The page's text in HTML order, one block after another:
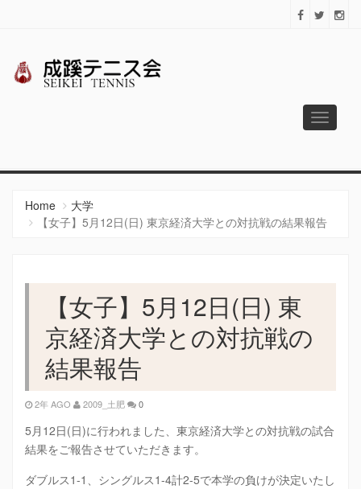
Toggle
Home
大学
【女子】5月12日(日) 東京経済大学との対抗戦の結果報告
【女子】5月12日(日) 東
京経済大学との対抗戦の
結果報告
2年 AGO 2009_土肥 0
5月12日(日)に行われました、東京経済大学との対抗戦の試合
結果をご報告させていただきます。
ダブルス1-1、シングルス1-4計2-5で本学の負けが決定いたし